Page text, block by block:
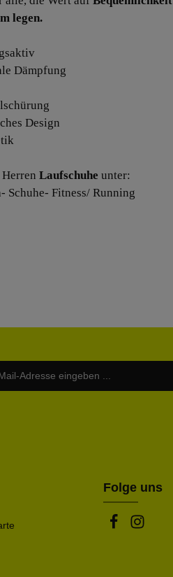
legen.
Dämpfung
Design
Laufschuhe unter:
Schuhe- Fitness/ Running
Folge uns